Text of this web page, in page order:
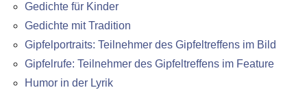
Gedichte für Kinder
Gedichte mit Tradition
Gipfelportraits: Teilnehmer des Gipfeltreffens im Bild
Gipfelrufe: Teilnehmer des Gipfeltreffens im Feature
Humor in der Lyrik